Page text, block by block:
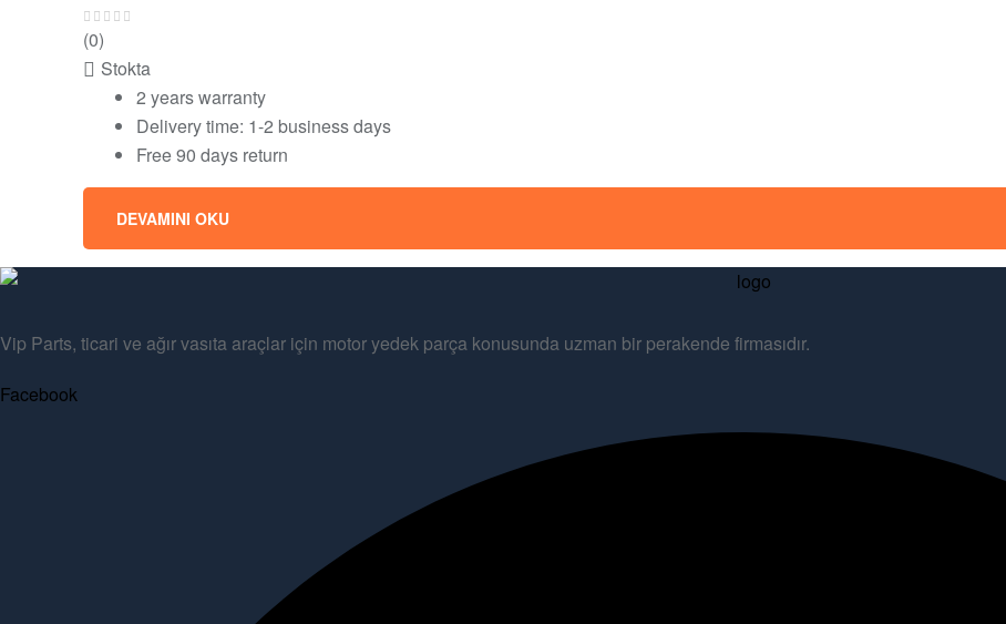
(0)
Stokta
2 years warranty
Delivery time: 1-2 business days
Free 90 days return
DEVAMINI OKU
Vip Parts, ticari ve ağır vasıta araçlar için motor yedek parça konusunda uzman bir perakende firmasıdır.
Facebook